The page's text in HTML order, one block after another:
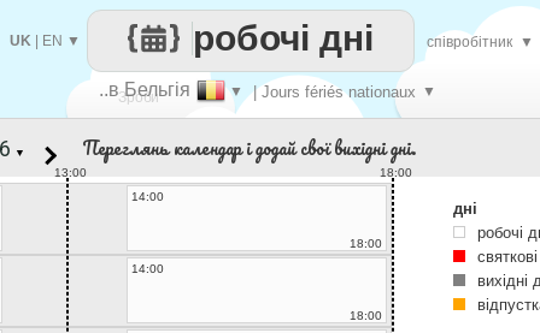
Зроби
..в Бельгія ▼ | Jours fériés nationaux ▼
робочі дні
UK EN ▼ співробітник ▼
▼ Переглянь календар і додай свої вихідні дні.
13:00
18:00
14:00
18:00
14:00
18:00
дні
робочі
вихідні